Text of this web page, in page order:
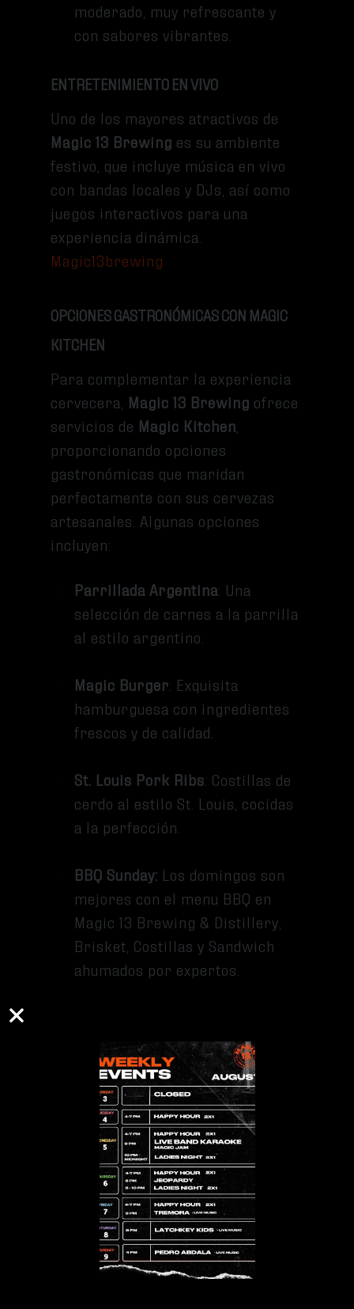
moderado, muy refrescante y
con sabores vibrantes.
ENTRETENIMIENTO EN VIVO
Uno de los mayores atractivos de
Magic 13 Brewing es su ambiente
festivo, que incluye música en vivo
con bandas locales y DJs, así como
juegos interactivos para una
experiencia dinámica.
Magic13brewing
OPCIONES GASTRONÓMICAS CON MAGIC
KITCHEN
Para complementar la experiencia
cervecera, Magic 13 Brewing ofrece
servicios de Magic Kitchen
proporcionando opciones
gastronómicas que maridan
perfectamente con sus cervezas
artesanales. Algunas opciones
incluyen:
Parrillada Argentina: Una
selección de carnes a la parrilla
al estilo argentino.
Magic Burger: Exquisita
hamburguesa con ingredientes
frescos y de calidad.
St. Louis Pork Ribs: Costillas de
cerdo al estilo St. Louis, cocidas
a la perfección.
BBQ Sunday: Los domingos son
mejores con el menu BBQ en
Magic 13 Brewing & Distillery,
Brisket, Costillas y Sandwich
ahumados por expertos.
Define el tipo de evento:
Determina si es una celebración
personal, corporativa o
temática.
Establece la fecha y hora
Contacta a
Magic 13 Brewing
email
myevent@magic13brewing.com
con anticipación para verificar